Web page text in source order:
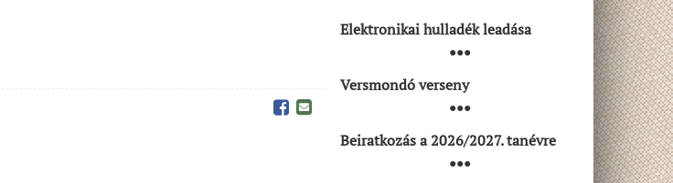
Elektronikai hulladék leadása
●●●
Versmondó verseny
●●●
Beiratkozás a 2026/2027. tanévre
●●●